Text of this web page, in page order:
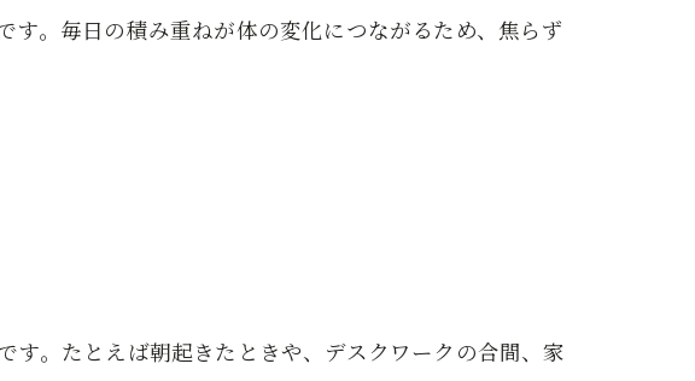
。毎日の積み重ねが体の変化につながるため、焦らず
。たとえば朝起きたときや、デスクワークの合間、家